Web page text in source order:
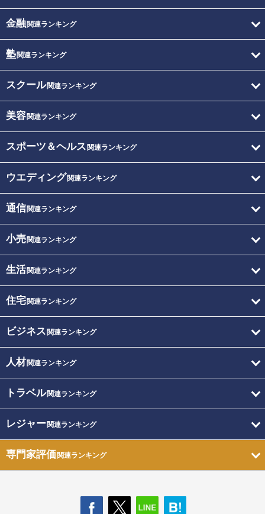
金融関連ランキング
塾関連ランキング
スクール関連ランキング
美容関連ランキング
スポーツ＆ヘルス 関連ランキング
ウエディング関連ランキング
通信関連ランキング
小売関連ランキング
生活関連ランキング
住宅関連ランキング
ビジネス 関連ランキング
人材関連ランキング
トラベル関連ランキング
レジャー関連ランキング
専門家評価関連ランキング